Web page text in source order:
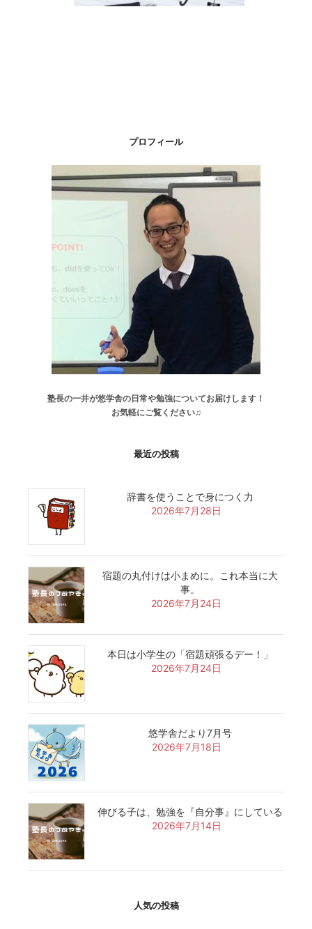
プロフィール
塾長の一井が悠学舎の日常や勉強についてお届けします！
お気軽にご覧ください♫
最近の投稿
辞書を使うことで身につく力
2026年7月28日
宿題の丸付けは小まめに。これ本当に大
事。
2026年7月24日
本日は小学生の「宿題頑張るデー！」
2026年7月24日
悠学舎だより7月号
2026年7月18日
伸びる子は、勉強を『自分事』にしている
2026年7月14日
人気の投稿